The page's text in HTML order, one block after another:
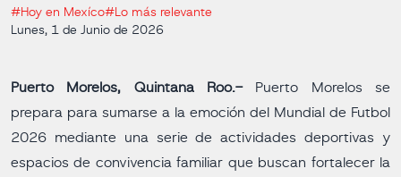
#Hoy en Mexíco#Lo más relevante
Lunes, 1 de Junio de 2026
Puerto Morelos, Quintana Roo.-Puerto Morelos se
prepara para sumarse a la emoción del Mundial de Futbol
2026 mediante una serie de actividades deportivas y
espacios de convivencia familiar que buscan fortalecer la